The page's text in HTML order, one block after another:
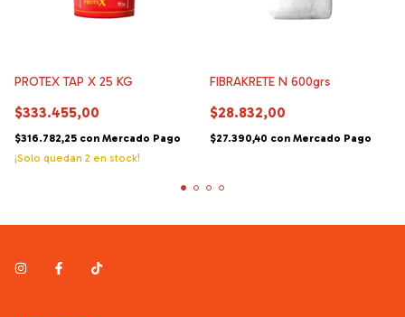
PROTEX TAP X 25 KG
$333.455,00
$316.782,25 con Mercado Pago
¡Solo quedan 2 en stock!
FIBRAKRETE N 600grs
$28.832,00
$27.390,40 con Mercado Pago